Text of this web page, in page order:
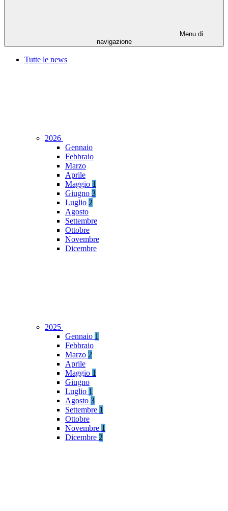
Menu di
navigazione
Tutte le news
2026
Gennaio
Febbraio
Marzo
Aprile
Maggio 1
Giugno 3
Luglio 2
Agosto
Settembre
Ottobre
Novembre
Dicembre
2025
Gennaio 1
Febbraio
Marzo 2
Aprile
Maggio 1
Giugno
Luglio 1
Agosto 3
Settembre 1
Ottobre
Novembre 1
Dicembre 2